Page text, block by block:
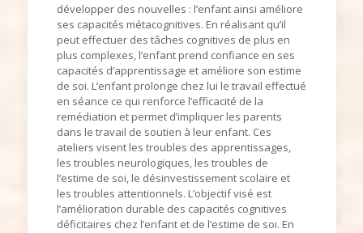
développer des nouvelles : l’enfant ainsi améliore
ses capacités métacognitives. En réalisant qu’il
peut effectuer des tâches cognitives de plus en
plus complexes, l’enfant prend confiance en ses
capacités d’apprentissage et améliore son estime
de soi. L’enfant prolonge chez lui le travail effectué
en séance ce qui renforce l’efficacité de la
remédiation et permet d’impliquer les parents
dans le travail de soutien à leur enfant. Ces
ateliers visent les troubles des apprentissages,
les troubles neurologiques, les troubles de
l’estime de soi, le désinvestissement scolaire et
les troubles attentionnels. L’objectif visé est
l’amélioration durable des capacités cognitives
déficitaires chez l’enfant et de l’estime de soi. En